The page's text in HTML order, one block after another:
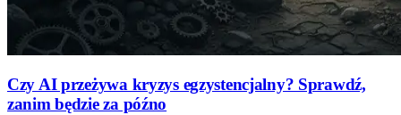
Czy AI przeżywa kryzys egzystencjalny? Sprawdź,
zanim będzie za późno